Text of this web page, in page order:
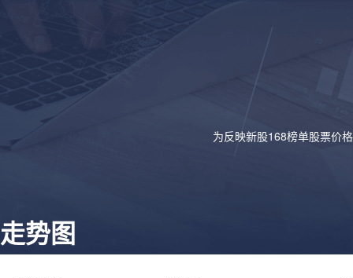
为反映新股168榜单股票价
走势图